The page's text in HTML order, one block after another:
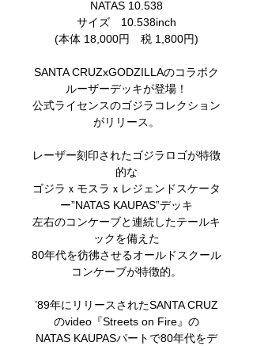
NATAS 10.538
サイズ 10.538inch
(本体 18,000円 税 1,800円)
SANTA CRUZxGODZILLAのコラボク
ルーザーデッキが登場！
公式ライセンスのゴジラコレクション
がリリース。
レーザー刻印されたゴジラロゴが特徴
的な
ゴジラｘモスラｘレジェンドスケータ
ー”NATAS KAUPAS”デッキ
左右のコンケーブと連続したテールキ
ックを備えた
80年代を彷彿させるオールドスクール
コンケーブが特徴的。
’89年にリリースされたSANTA CRUZ
のvideo『Streets on Fire』の
NATAS KAUPASパートで80年代をデ